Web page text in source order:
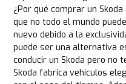
¿Por qué comprar un
que no todo el mundo
nuevo debido a la
puede ser una alternativa
conducir un Skoda pero no
Skoda fabrica vehículos